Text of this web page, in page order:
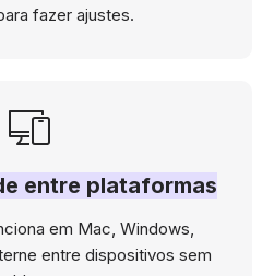
fazer ajustes.
entre plataformas
em Mac, Windows,
entre dispositivos sem